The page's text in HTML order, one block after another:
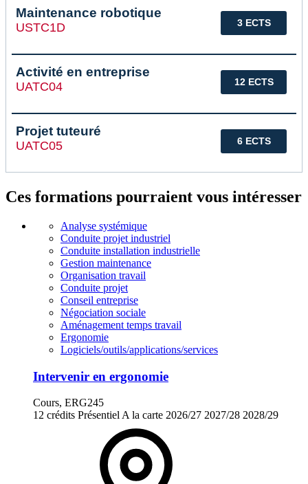
3 ECTS
Maintenance robotique
USTC1D
12 ECTS
Activité en entreprise
UATC04
6 ECTS
Projet tuteuré
UATC05
Ces formations pourraient vous intéresser
Analyse systémique
Conduite projet industriel
Conduite installation industrielle
Gestion maintenance
Organisation travail
Conduite projet
Conseil entreprise
Négociation sociale
Aménagement temps travail
Ergonomie
Logiciels/outils/applications/services
Intervenir en ergonomie
Cours, ERG245
12 crédits Présentiel A la carte 2026/27 2027/28 2028/29